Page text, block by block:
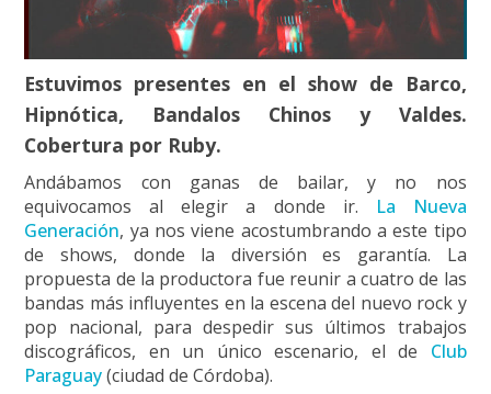
Estuvimos presentes en el show de Barco,
Hipnótica, Bandalos Chinos y Valdes.
Cobertura por Ruby.
Andábamos con ganas de bailar, y no nos
equivocamos al elegir a donde ir.
La Nueva
Generación, ya nos viene acostumbrando a este tipo
de shows, donde la diversión es garantía. La
propuesta de la productora fue reunir a cuatro de las
bandas más influyentes en la escena del nuevo rock y
pop nacional, para despedir sus últimos trabajos
discográficos, en un único escenario, el de Club
Paraguay(ciudad de Córdoba).